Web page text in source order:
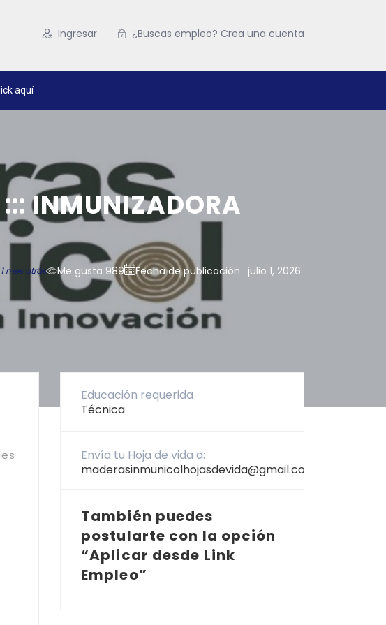
Ingresar ¿Buscas empleo? Crea una cuenta
aquí
INMUNIZADORA
mes atrás Me gusta 989
Fecha de publicación : julio 1, 2026
Educación requerida
Técnica
Envía tu Hoja de vida a:
maderasinmunicolhojasdevida@gmail.com
También puedes
postularte con la opción
“Aplicar desde Link
Empleo”